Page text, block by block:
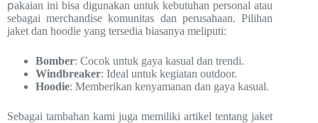
pakaian ini bisa digunakan untuk kebutuhan personal atau
sebagai merchandise komunitas dan perusahaan. Pilihan
jaket dan hoodie yang tersedia biasanya meliputi:
Bomber: Cocok untuk gaya kasual dan trendi.
Windbreaker: Ideal untuk kegiatan outdoor.
Hoodie: Memberikan kenyamanan dan gaya kasual.
Sebagai tambahan kami juga memiliki artikel tentang jaket